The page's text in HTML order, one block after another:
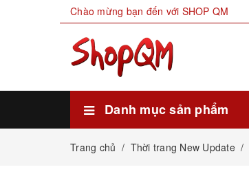
Chào mừng bạn đến với SHOP QM
Danh mục sản phẩm
Trang chủ / Thời trang New Update /